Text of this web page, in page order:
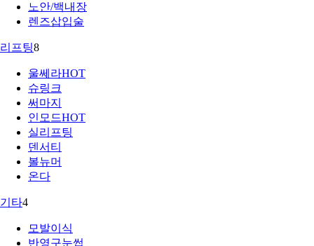
노안/백내장
렌즈삽입술
리프팅8
울쎄라HOT
슈링크
써마지
인모드HOT
실리프팅
덴서티
볼뉴머
온다
기타4
모발이식
반영구눈썹